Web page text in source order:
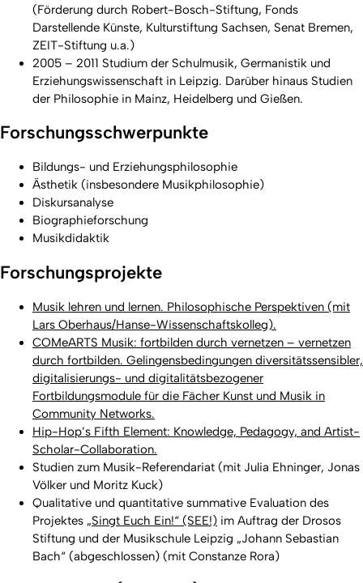
(Förderung durch Robert-Bosch-Stiftung, Fonds
Darstellende Künste, Kulturstiftung Sachsen, Senat Bremen,
ZEIT-Stiftung u.a.)
2005 – 2011 Studium der Schulmusik, Germanistik und
Erziehungswissenschaft in Leipzig. Darüber hinaus Studien
der Philosophie in Mainz, Heidelberg und Gießen.
Forschungsschwerpunkte
Bildungs- und Erziehungsphilosophie
Ästhetik (insbesondere Musikphilosophie)
Diskursanalyse
Biographieforschung
Musikdidaktik
Forschungsprojekte
Musik lehren und lernen. Philosophische Perspektiven (mit
Lars Oberhaus/Hanse-Wissenschaftskolleg).
COMeARTS Musik: fortbilden durch vernetzen – vernetzen
durch fortbilden. Gelingensbedingungen diversitätssensibler,
digitalisierungs- und digitalitätsbezogener
Fortbildungsmodule für die Fächer Kunst und Musik in
Community Networks.
Hip-Hop’s Fifth Element: Knowledge, Pedagogy, and Artist-
Scholar-Collaboration.
Studien zum Musik-Referendariat (mit Julia Ehninger, Jonas
Völker und Moritz Kuck)
Qualitative und quantitative summative Evaluation des
Projektes „Singt Euch Ein!“ (SEE!) im Auftrag der Drosos
Stiftung und der Musikschule Leipzig „Johann Sebastian
Bach“ (abgeschlossen) (mit Constanze Rora)